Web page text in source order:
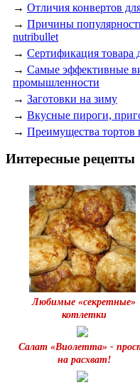
→ Отличия конвертов
→ Причины
nutribullet
→ Сертификация товара
→ Самые эффективные
промышленности
→ Заготовки на зиму
→ Вкусные пироги,
→ Преимущества тортов
Интересные рецепты
Любимые «секретные»
котлетки
Салат «Виолетта» -
на расхват!